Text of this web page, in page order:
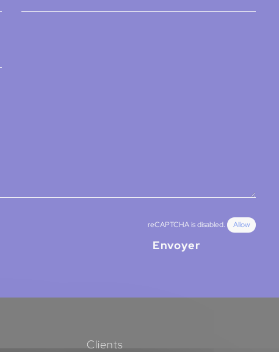
reCAPTCHA is disabled. Allow
Envoyer
Clients